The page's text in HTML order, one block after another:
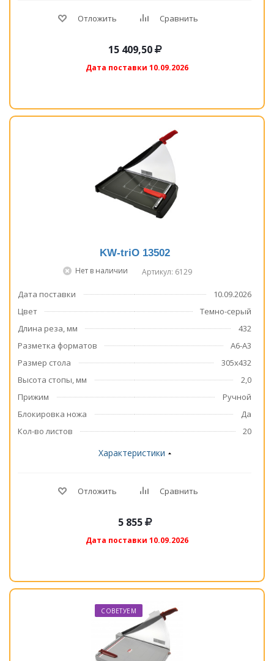
Отложить Сравнить
15 409,50
Дата поставки 10.09.2026
KW-triO 13502
Нет в наличии Артикул: 6129
Дата поставки
10.09.2026
Цвет
Темно-серый
Длина реза, мм
432
Разметка форматов
А6-А3
Размер стола
305х432
Высота стопы, мм
2,0
Прижим
Ручной
Блокировка ножа
Да
Кол-во листов
20
Характеристики
Отложить Сравнить
5 855
Дата поставки 10.09.2026
СОВЕТУЕМ